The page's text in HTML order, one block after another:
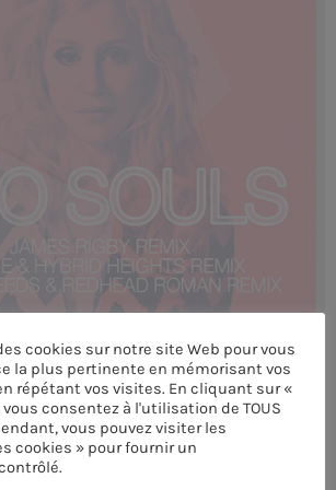
cookies sur notre site Web pour vous
la plus pertinente en mémorisant vos
répétant vos visites. En cliquant sur «
consentez à l'utilisation de TOUS
vous pouvez visiter les
cookies » pour fournir un